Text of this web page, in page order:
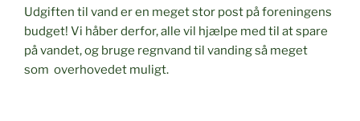
Udgiften til vand er en meget stor post på foreningens
budget! Vi håber derfor, alle vil hjælpe med til at spare
på vandet, og bruge regnvand til vanding så meget
som overhovedet muligt.